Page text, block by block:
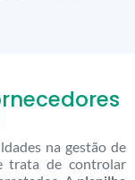
na gestão de
trata de controlar